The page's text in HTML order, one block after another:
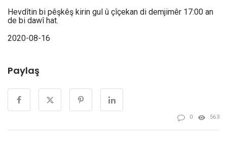
Hevdîtin bi pêşkêş kirin gul û çîçekan di demjimêr 17:00 an
de bi dawî hat.
2020-08-16
Paylaş
0 563